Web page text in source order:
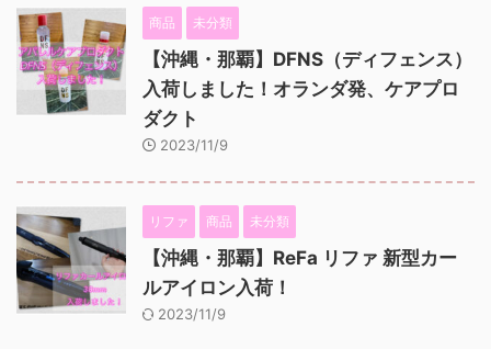
商品 未分類
【沖縄・那覇】DFNS（ディフェンス）
入荷しました！オランダ発、ケアプロ
ダクト
2023/11/9
リファ 商品 未分類
【沖縄・那覇】ReFa リファ 新型カー
ルアイロン入荷！
2023/11/9